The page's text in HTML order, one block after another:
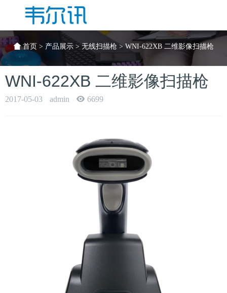
首页 > 产品展示>无线扫描枪> WNI-622XB 二维影像扫描枪
WNI-622XB 二维影像扫描枪
2017-05-03 admin 6699